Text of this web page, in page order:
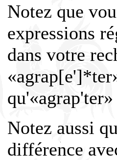
Notez que
expressions
dans votre
Notez aussi
différence